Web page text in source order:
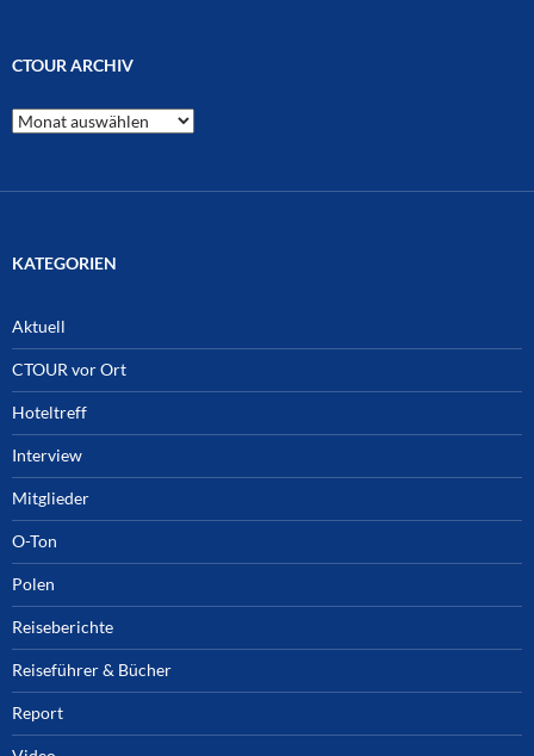
CTOUR ARCHIV
CTOUR
Archiv
KATEGORIEN
Aktuell
CTOUR vor Ort
Hoteltreff
Interview
Mitglieder
O-Ton
Polen
Reiseberichte
Reiseführer & Bücher
Report